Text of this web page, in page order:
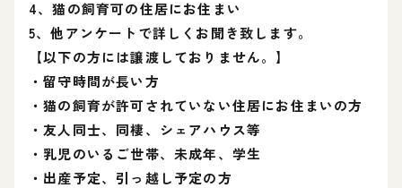
4、猫の飼育可の住居にお住まい
5、他アンケートで詳しくお聞き致します。
【以下の方には譲渡しておりません。】
・留守時間が長い方
・猫の飼育が許可されていない住居にお住まいの方
・友人同士、同棲、シェアハウス等
・乳児のいるご世帯、未成年、学生
・出産予定、引っ越し予定の方